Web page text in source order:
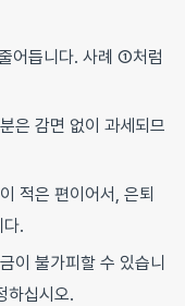
어듭니다. 사례 ①처럼
은 감면 없이 과세되므
적은 편이어서, 은퇴
.
이 불가피할 수 있습니
하십시오.